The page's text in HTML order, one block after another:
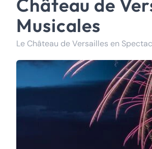
Château de Versailles - Grandes Eaux Nocturnes et Grandes Eaux
Musicales
Le Château de Versailles en